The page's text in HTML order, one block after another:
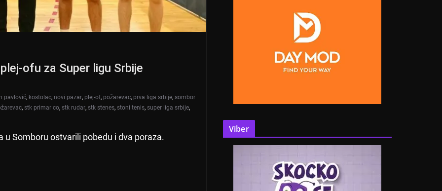
ofu za Super ligu Srbije
pavlović, kostolac, novi pazar, plej-of, požarevac, prva liga srbije, sombor
, stk primar co, stk rudar, stk stenes, stoni tenis, super liga srbije,
Somboru ostvarili pobedu i dva poraza.
Viber